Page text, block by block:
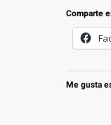
Comparte
Me gusta